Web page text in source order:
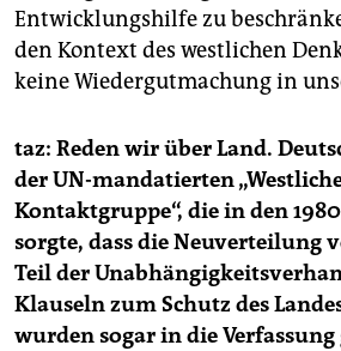
Entwicklungshilfe zu
den Kontext des westlichen
keine Wiedergutmachung in
taz: Reden wir über Land.
der UN-mandatierten
Kontaktgruppe“, die in den
sorgte, dass die Neuverteilung
Teil der
Klauseln zum Schutz des
wurden sogar in die Verfassung